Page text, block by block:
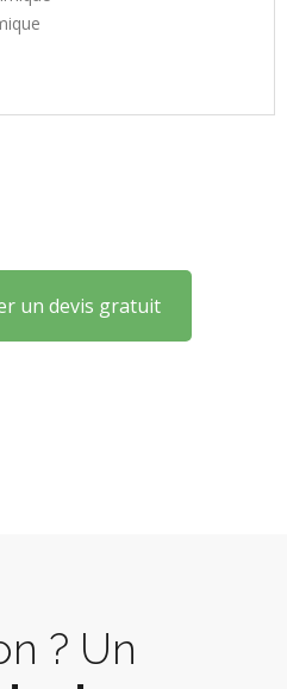
un devis gratuit
? Un